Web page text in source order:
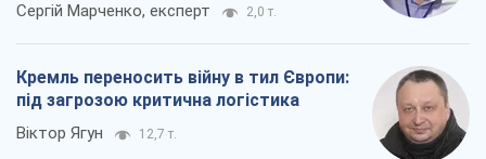
Сергій Марченко, експерт 2,0 т.
Кремль переносить війну в тил Європи:
під загрозою критична логістика
Віктор Ягун 12,7 т.